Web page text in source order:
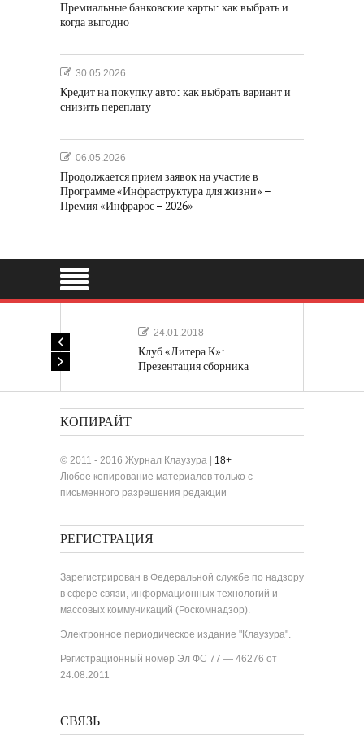
Премиальные банковские карты: как выбрать и
когда выгодно
30.05.2026
Кредит на покупку авто: как выбрать вариант и
снизить переплату
06.05.2026
Продолжается прием заявок на участие в
Программе «Инфраструктура для жизни» –
Премия «Инфрарос – 2026»
24.01.2018
Клуб «Литера К»:
Презентация сборника
КОПИРАЙТ
© 2011 - 2016 Журнал Клаузура | 18+
Любое копирование материалов только с
письменного разрешения редакции
РЕГИСТРАЦИЯ
Зарегистрирован в Федеральной службе по надзору
в сфере связи, информационных технологий и
массовых коммуникаций (Роскомнадзор).
Электронное периодическое издание "Клаузура".
Регистрационный номер Эл ФС 77 — 46276 от
24.08.2011
СВЯЗЬ